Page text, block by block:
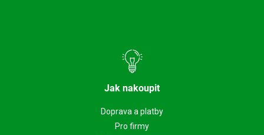
Jak nakoupit
Doprava a platby
Pro firmy